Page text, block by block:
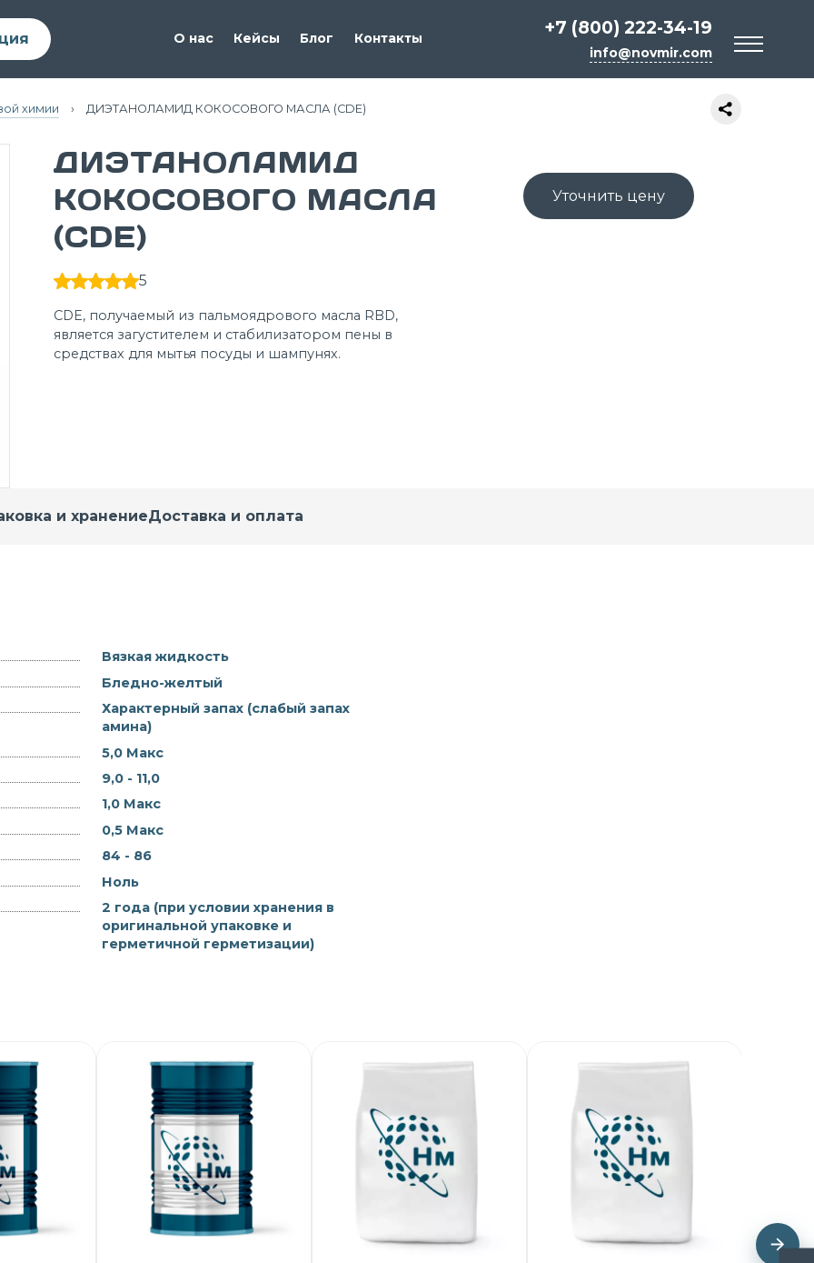
О нас Кейсы Блог Контакты
+7 (800) 222-34-19
info@novmir.com
химии › ДИЭТАНОЛАМИД КОКОСОВОГО МАСЛА (CDE)
ДИЭТАНОЛАМИД
КОКОСОВОГО МАСЛА
(CDE)
5
CDE, получаемый из пальмоядрового масла RBD,
является загустителем и стабилизатором пены в
средствах для мытья посуды и шампунях.
Уточнить цену
и хранениеДоставка и оплата
Вязкая жидкость
Бледно-желтый
Характерный запах (слабый запах
амина)
5,0 Макс
9,0 - 11,0
1,0 Макс
0,5 Макс
84 - 86
Ноль
2 года (при условии хранения в
оригинальной упаковке и
герметичной герметизации)